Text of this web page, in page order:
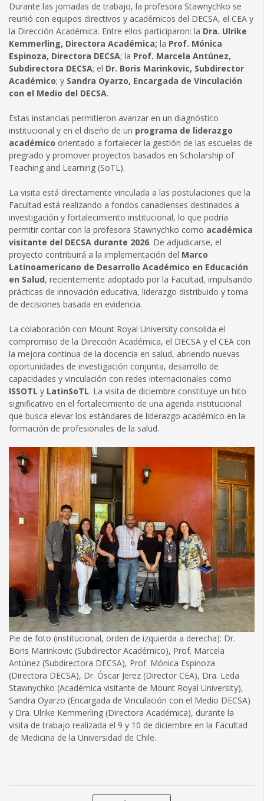
Durante las jornadas de trabajo, la profesora Stawnychko se
reunió con equipos directivos y académicos del DECSA, el CEA y
la Dirección Académica. Entre ellos participaron: la Dra. Ulrike
Kemmerling, Directora Académica; la Prof. Mónica
Espinoza, Directora DECSA; la Prof. Marcela Antúnez,
Subdirectora DECSA; el Dr. Boris Marinkovic, Subdirector
Académico; y Sandra Oyarzo, Encargada de Vinculación
con el Medio del DECSA.
Estas instancias permitieron avanzar en un diagnóstico
institucional y en el diseño de un programa de liderazgo
académico orientado a fortalecer la gestión de las escuelas de
pregrado y promover proyectos basados en Scholarship of
Teaching and Learning (SoTL).
La visita está directamente vinculada a las postulaciones que la
Facultad está realizando a fondos canadienses destinados a
investigación y fortalecimiento institucional, lo que podría
permitir contar con la profesora Stawnychko como académica
visitante del DECSA durante 2026. De adjudicarse, el
proyecto contribuirá a la implementación del Marco
Latinoamericano de Desarrollo Académico en Educación
en Salud, recientemente adoptado por la Facultad, impulsando
prácticas de innovación educativa, liderazgo distribuido y toma
de decisiones basada en evidencia.
La colaboración con Mount Royal University consolida el
compromiso de la Dirección Académica, el DECSA y el CEA con
la mejora continua de la docencia en salud, abriendo nuevas
oportunidades de investigación conjunta, desarrollo de
capacidades y vinculación con redes internacionales como
ISSOTL y LatinSoTL. La visita de diciembre constituye un hito
significativo en el fortalecimiento de una agenda institucional
que busca elevar los estándares de liderazgo académico en la
formación de profesionales de la salud.
Pie de foto (institucional, orden de izquierda a derecha): Dr.
Boris Marinkovic (Subdirector Académico), Prof. Marcela
Antúnez (Subdirectora DECSA), Prof. Mónica Espinoza
(Directora DECSA), Dr. Óscar Jerez (Director CEA), Dra. Leda
Stawnychko (Académica visitante de Mount Royal University),
Sandra Oyarzo (Encargada de Vinculación con el Medio DECSA)
y Dra. Ulrike Kemmerling (Directora Académica), durante la
visita de trabajo realizada el 9 y 10 de diciembre en la Facultad
de Medicina de la Universidad de Chile.